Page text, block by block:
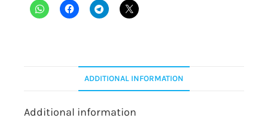
ADDITIONAL INFORMATION
Additional information